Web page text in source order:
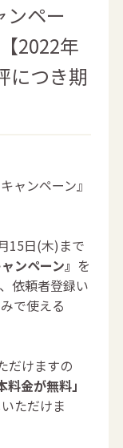
ンペー
2022年
につき期
ャンペーン』
15日(木)まで
ンペーン』 を
依頼者登録い
で使える
だけますの
料金が無料」
ただけま